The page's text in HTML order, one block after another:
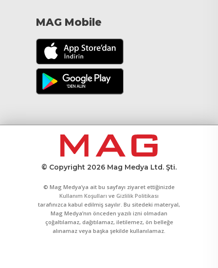
MAG Mobile
© Copyright 2026 Mag Medya Ltd. Şti.
© Mag Medya’ya ait bu sayfayı ziyaret ettiğinizde
Kullanım Koşulları ve Gizlilik Politikası
tarafınızca kabul edilmiş sayılır. Bu sitedeki materyal,
Mag Medya’nın önceden yazılı izni olmadan
çoğaltılamaz, dağıtılamaz, iletilemez, ön belleğe
alınamaz veya başka şekilde kullanılamaz.